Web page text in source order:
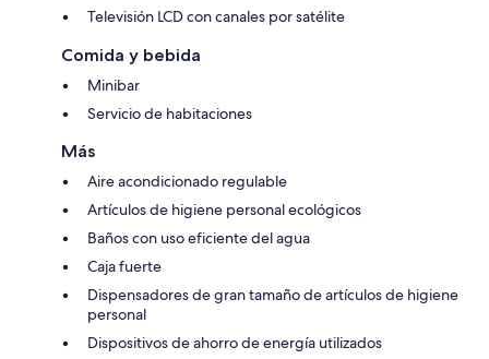
Televisión LCD con canales por satélite
Comida y bebida
Minibar
Servicio de habitaciones
Más
Aire acondicionado regulable
Artículos de higiene personal ecológicos
Baños con uso eficiente del agua
Caja fuerte
Dispensadores de gran tamaño de artículos de higiene
personal
Dispositivos de ahorro de energía utilizados